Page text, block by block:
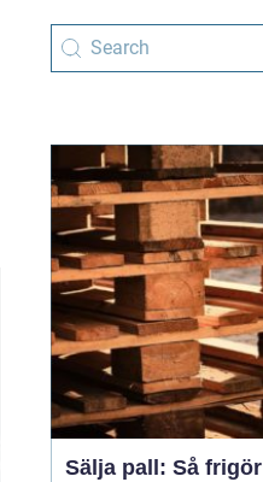
Sälja pall: Så frigör